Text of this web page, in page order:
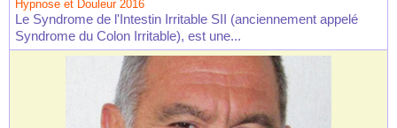
Hypnose et Douleur 2016
Le Syndrome de l'Intestin Irritable SII (anciennement appelé
Syndrome du Colon Irritable), est une...